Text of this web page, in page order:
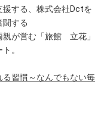
る、株式会社Dctを
闘する
営む「旅館 立花」
。
習慣～なんでもない毎